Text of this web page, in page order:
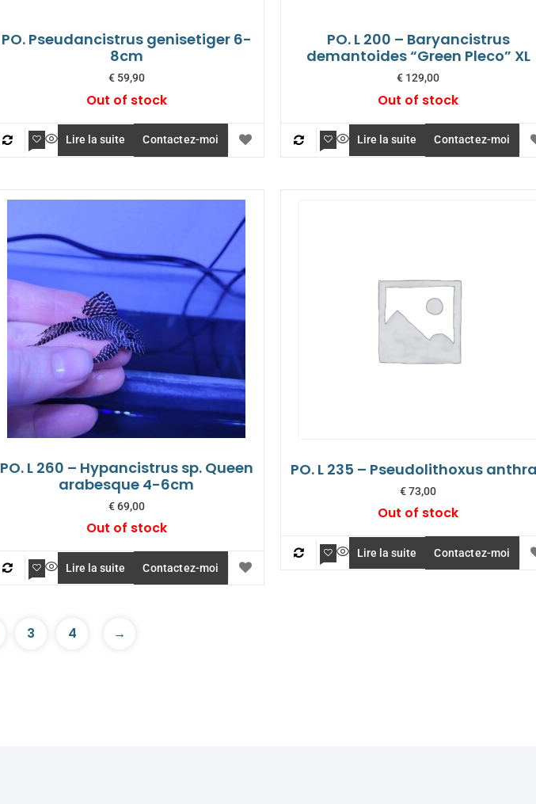
PO. Pseudancistrus genisetiger 6-
8cm
€59,90
Out of stock
Lire la suite Contactez-moi
PO. L 200 – Baryancistrus
demantoides “Green Pleco” XL
€ 129,00
Out of stock
Lire la suite Contactez-moi
PO. L 260 – Hypancistrus sp. Queen
arabesque 4-6cm
€69,00
Out of stock
Lire la suite Contactez-moi
PO. L 235 – Pseudolithoxus
€73,00
Out of stock
Lire la suite Contactez-moi
3 4 →